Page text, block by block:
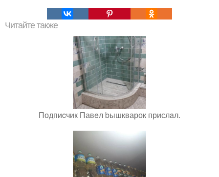
Читайте также
Подпиcчик Павeл bышкварок прислaл.